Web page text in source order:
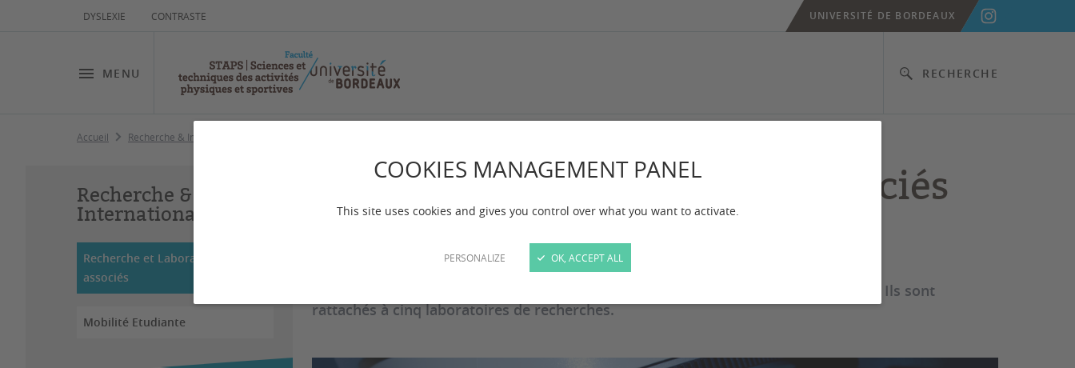
COOKIES MANAGEMENT PANEL
This site uses cookies and gives you control over what you want to activate.
PERSONALIZE OK, ACCEPT ALL
DYSLEXIE CONTRASTE
MENU RECHERCHE
UNIVERSITÉ DE BORDEAUX
Accueil Recherche & International
Recherche &
International
Recherche et Laboratoires
associés
Mobilité Etudiante
Recherche et Laboratoires associés
La Faculté des STAPS compte 20 enseignants chercheurs ou assimilés (ATER, PAST). Ils sont
rattachés à cinq laboratoires de recherches.